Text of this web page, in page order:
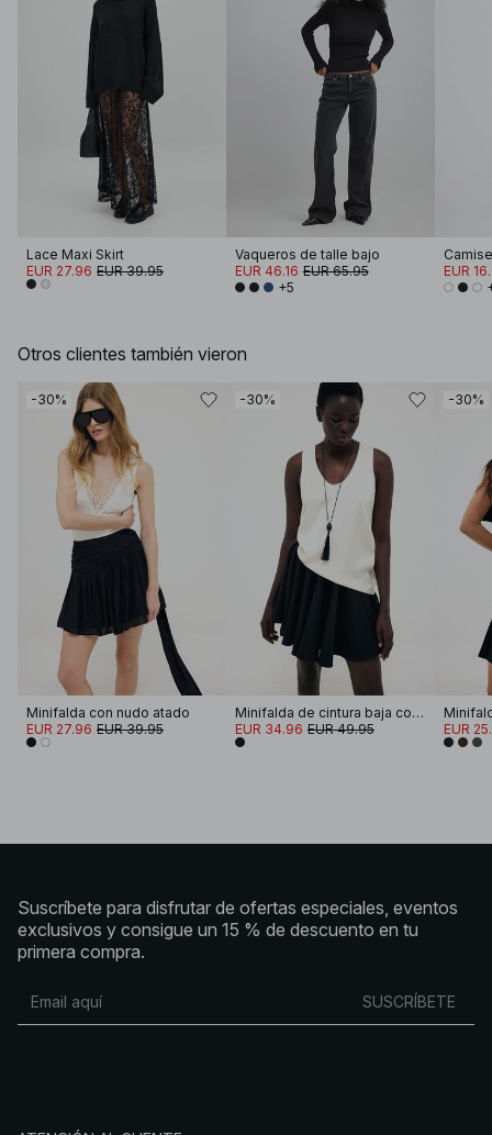
Lace Maxi Skirt
EUR 27.96 EUR 39.95
Vaqueros de talle bajo
EUR 46.16 EUR 65.95
+5
EUR
Otros clientes también vieron
-30%
Minifalda con nudo atado
EUR 27.96 EUR 39.95
-30%
Minifalda de cintura baja con volumen
EUR 34.96 EUR 49.95
-30%
EUR
Suscríbete para disfrutar de ofertas especiales, eventos
exclusivos y consigue un 15 % de descuento en tu
primera compra.
SUSCRÍBETE